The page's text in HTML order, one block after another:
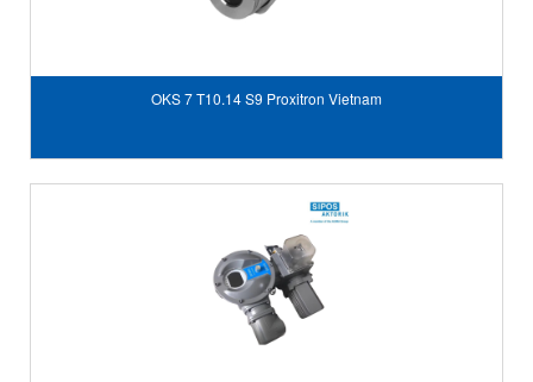
OKS 7 T10.14 S9 Proxitron Vietnam